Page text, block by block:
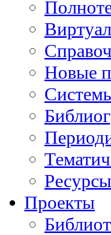
Новые
Проекты